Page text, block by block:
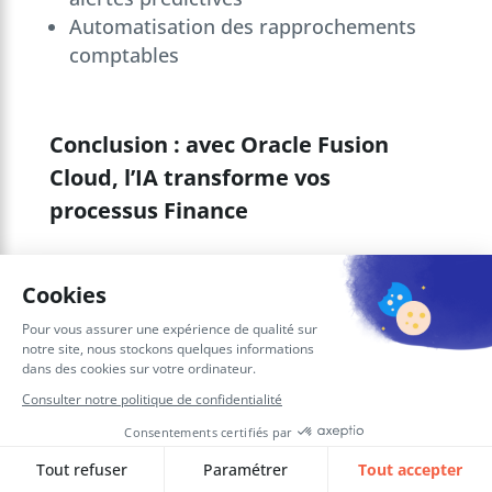
Automatisation des rapprochements
comptables
Conclusion : avec Oracle Fusion
Cloud, l’IA transforme vos
processus Finance
dansOracle
Fusion Cloud
transforme concrètement
les processus financiers. De l’imputation
comptable automatique aux agents
conversationnels, en passant par la
planification prédictive, les cas d’usage
sont multiples et génèrent des gains